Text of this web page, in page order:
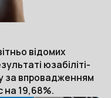
відомих
юзабіліті-
за впровадженням
на 19,68%.